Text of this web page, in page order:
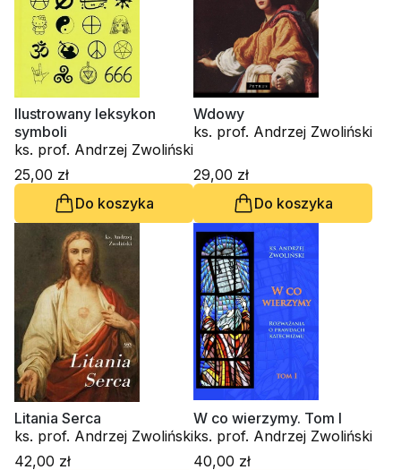
Ilustrowany leksykon
symboli
ks. prof. Andrzej Zwoliński
25,00 zł
Do koszyka
Wdowy
ks. prof. Andrzej Zwoliński
29,00 zł
Do koszyka
Litania Serca
ks. prof. Andrzej Zwoliński
42,00 zł
W co wierzymy. Tom I
ks. prof. Andrzej Zwoliński
40,00 zł